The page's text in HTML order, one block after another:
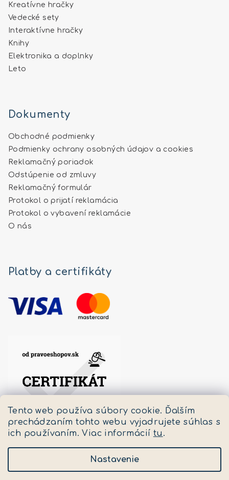
Tento web používa súbory cookie. Ďalším
prechádzaním tohto webu vyjadrujete súhlas s
ich používaním. Viac informácií tu .
Nastavenie
Kreatívne hračky
Vedecké sety
Interaktívne hračky
Knihy
Elektronika a doplnky
Leto
Dokumenty
Obchodné podmienky
Podmienky ochrany osobných údajov a cookies
Reklamačný poriadok
Odstúpenie od zmluvy
Reklamačný formulár
Protokol o prijatí reklamácia
Protokol o vybavení reklamácie
O nás
Platby a certifikáty
Copyright 2026Pastello. Všetky práva vyhradené.